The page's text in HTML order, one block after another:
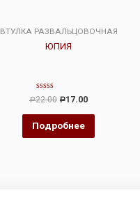
ВТУЛКА РАЗВАЛЬЦОВОЧНАЯ
ЮПИЯ
Оценка
0
из
5
Р22.00 Р17.00
Подробнее